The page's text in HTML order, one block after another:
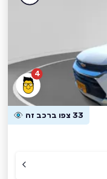
4
33 צפו ברכב זה